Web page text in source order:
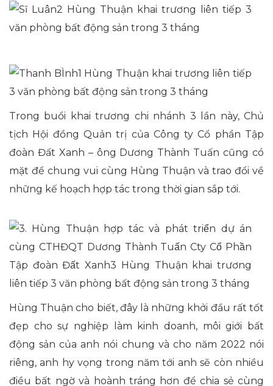
Trong buổi khai trương chi nhánh 3 lần này, Chủ
tịch Hội đồng Quản trị của Công ty Cổ phần Tập
đoàn Đất Xanh – ông Dương Thành Tuấn cũng có
mặt để chung vui cùng Hùng Thuận và trao đổi về
những kế hoạch hợp tác trong thời gian sắp tới.
Hùng Thuận cho biết, đây là những khởi đầu rất tốt
đẹp cho sự nghiệp làm kinh doanh, môi giới bất
động sản của anh nói chung và cho năm 2022 nói
riêng, anh hy vọng trong năm tới anh sẽ còn nhiều
điều bất ngờ và hoành tráng hơn để chia sẻ cùng